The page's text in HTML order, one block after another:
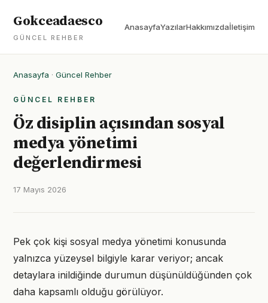
Gokceadaesco
GÜNCEL REHBER
AnasayfaYazılarHakkımızdaİletişim
Anasayfa · Güncel Rehber
GÜNCEL REHBER
Öz disiplin açısından sosyal
medya yönetimi
değerlendirmesi
17 Mayıs 2026
Pek çok kişi sosyal medya yönetimi konusunda
yalnızca yüzeysel bilgiyle karar veriyor; ancak
detaylara inildiğinde durumun düşünüldüğünden çok
daha kapsamlı olduğu görülüyor.